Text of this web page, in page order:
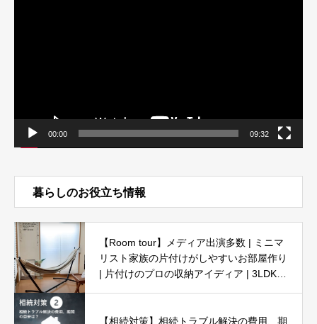
00:00 09:32
暮らしのお役立ち情報
【Room tour】メディア出演多数 | ミニマ
リスト家族の片付けがしやすいお部屋作り
| 片付けのプロの収納アイディア | 3LDK5
【相続対策】相続トラブル解決の費用、期